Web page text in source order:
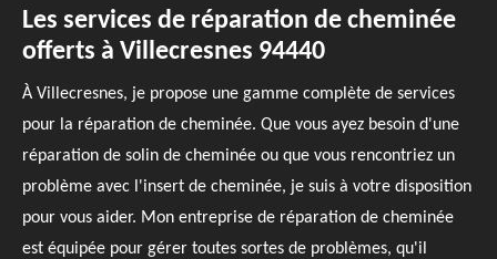
Les services de réparation de cheminée
offerts à Villecresnes 94440
À Villecresnes, je propose une gamme complète de services
pour la réparation de cheminée. Que vous ayez besoin d'une
réparation de solin de cheminée ou que vous rencontriez un
problème avec l'insert de cheminée, je suis à votre disposition
pour vous aider. Mon entreprise de réparation de cheminée
est équipée pour gérer toutes sortes de problèmes, qu'il